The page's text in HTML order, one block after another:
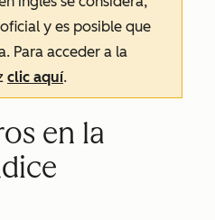
y es posible que
Para acceder a la
clic aquí.
en la